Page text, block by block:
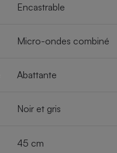
Encastrable
Micro-ondes combiné
Abattante
Noir et gris
45 cm